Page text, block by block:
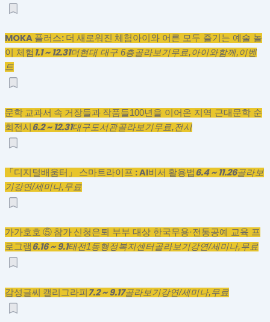
MOKA 플러스: 더 새로워진 체험아이와 어른 모두 즐기는 예술 놀
이 체험 1.1 ~ 12.31더현대 대구 6층골라보기무료,아이와함께,이벤
트
문학 교과서 속 거장들과 작품들100년을 이어온 지역 근대문학 순
회전시 6.2 ~ 12.31대구도서관골라보기무료,전시
「디지털배움터」 스마트라이프 : AI비서 활용법 6.4 ~ 11.26골라보
기강연/세미나,무료
가가호호 ⑤ 참가 신청은퇴 부부 대상 한국무용·전통공예 교육 프
로그램 6.16 ~ 9.1태전1동행정복지센터골라보기강연/세미나,무료
감성글씨 캘리그라피7.2 ~ 9.17골라보기강연/세미나,무료